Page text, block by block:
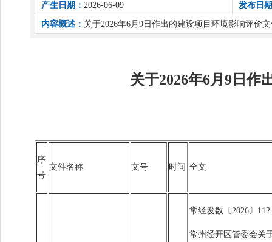
产生日期： 2026-06-09 发布日
内容概述： 关于2026年6月9日作出的建设项目环境影响评价
关于2026年6月9日作
序
号
文件名称 文号 时间 全文
常经发数〔2026〕
常州经开区管委会关